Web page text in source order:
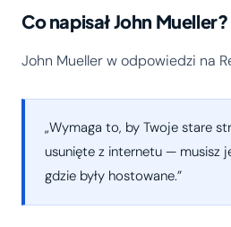
Co napisał John Mueller?
John Mueller w odpowiedzi na
„Wymaga to, by Twoje stare
usunięte z internetu — musisz
gdzie były hostowane.”